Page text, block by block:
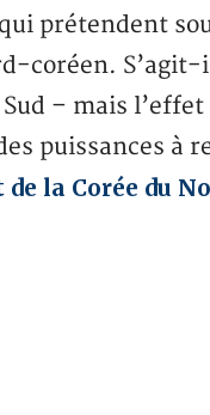
prétendent
coréen.
– mais
puissances à
la Corée du